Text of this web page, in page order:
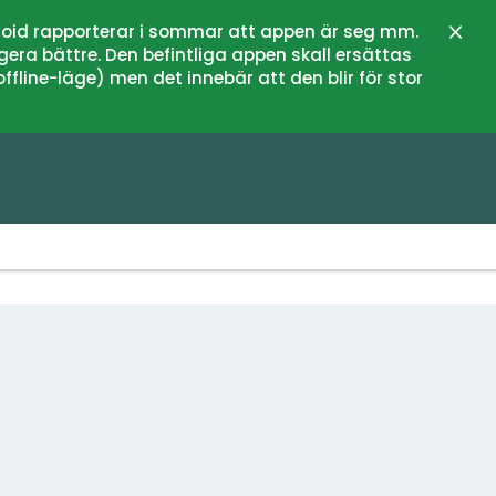
rapporterar i sommar att appen är seg mm.
bättre. Den befintliga appen skall ersättas
läge) men det innebär att den blir för stor